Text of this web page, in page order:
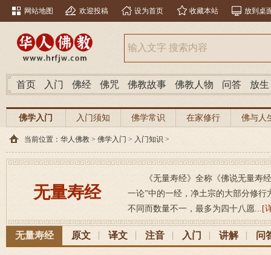
网站地图 欢迎投稿 设为首页 收藏本站 放到桌
首页 入门 佛经 佛咒 佛教故事 佛教人物 问答 放生
佛学入门 入门须知 佛学常识 在家修行 佛与人
当前位置： 华人佛教 > 佛学入门 > 入门知识 >
无量寿经
《无量寿经》全称《佛说无量寿
一论”中的一经，净土宗的大部分修
不同而数量不一，最多为四十八愿... [
无量寿经 原文 译文 注音 入门 讲解 问